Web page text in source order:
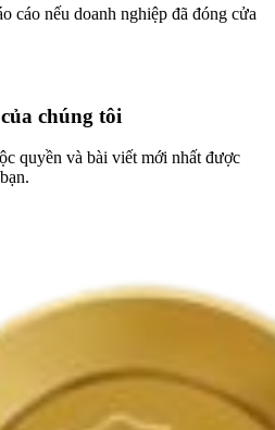
cáo nếu doanh nghiệp đã đóng cửa
chúng tôi
quyền và bài viết mới nhất được